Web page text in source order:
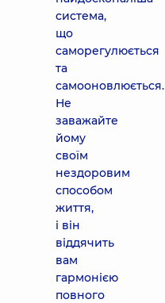
система,
що
саморегулюється
та
самооновлюється.
Не
заважайте
йому
своїм
нездоровим
способом
життя,
і він
віддячить
вам
гармонією
повного